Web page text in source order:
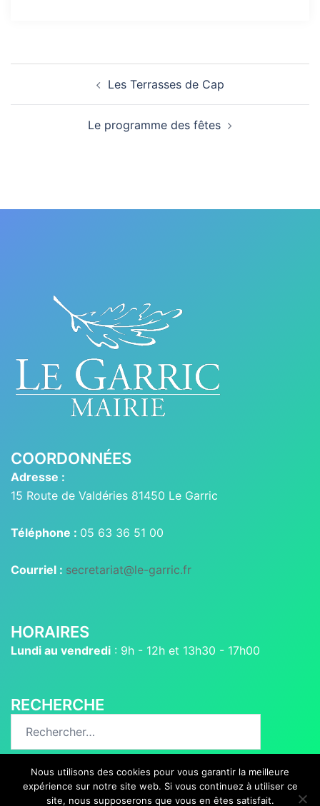
Les Terrasses de Cap
Le programme des fêtes
COORDONNÉES
Adresse :
15 Route de Valdéries 81450 Le Garric
Téléphone : 05 63 36 51 00
Courriel : secretariat@le-garric.fr
HORAIRES
Lundi au vendredi : 9h - 12h et 13h30 - 17h00
RECHERCHE
Nous utilisons des cookies pour vous garantir la meilleure
expérience sur notre site web. Si vous continuez à utiliser ce
site, nous supposerons que vous en êtes satisfait.